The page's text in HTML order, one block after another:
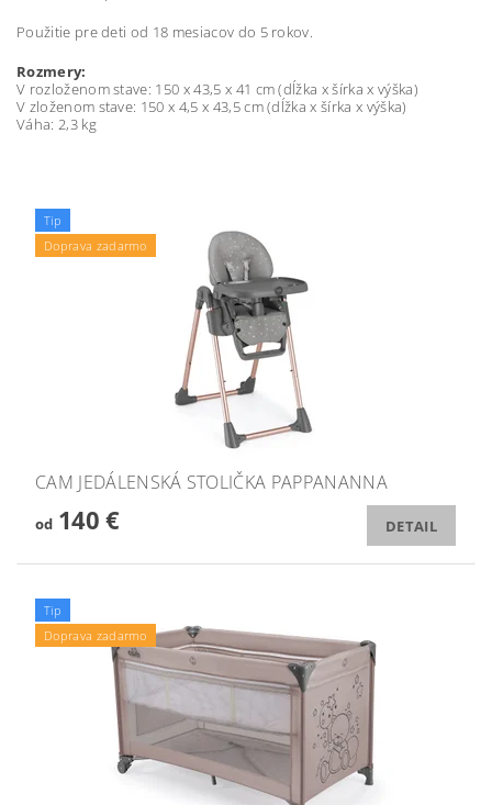
Použitie pre deti od 18 mesiacov do 5 rokov.
Rozmery:
V rozloženom stave: 150 x 43,5 x 41 cm (dĺžka x šírka x výška)
V zloženom stave: 150 x 4,5 x 43,5 cm (dĺžka x šírka x výška)
Váha: 2,3 kg
Tip
Doprava zadarmo
CAM JEDÁLENSKÁ STOLIČKA PAPPANANNA
od140 € DETAIL
Tip
Doprava zadarmo